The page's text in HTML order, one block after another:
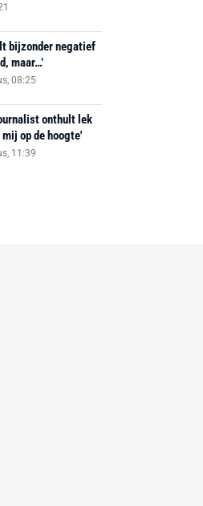
bijzonder negatief
maar…’
08:25
onthult lek
op de hoogte'
11:39